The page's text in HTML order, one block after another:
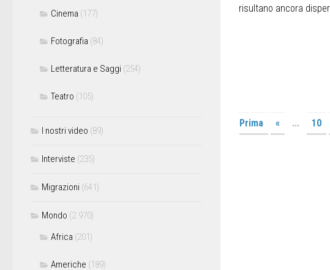
risultano ancora
Prima
« ... 10
Cinema (177)
Fotografia (84)
Letteratura e Saggi (254)
Teatro (105)
I nostri video (89)
Interviste (235)
Migrazioni (641)
Mondo (2.970)
Africa (201)
Americhe (189)